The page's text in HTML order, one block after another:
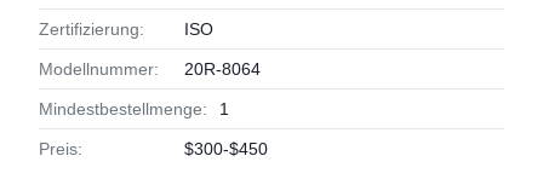
Zertifizierung: ISO
Modellnummer: 20R-8064
Mindestbestellmenge: 1
Preis: $300-$450